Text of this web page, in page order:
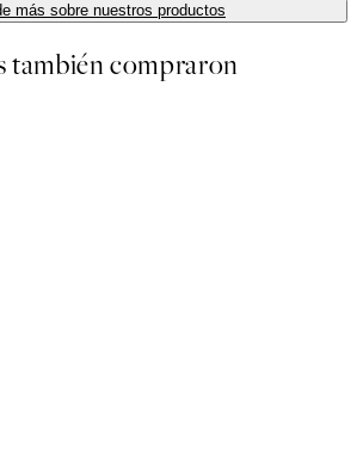
más sobre nuestros productos
también compraron